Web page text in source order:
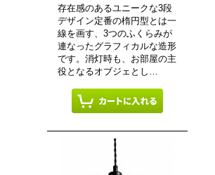
存在感のあるユニークな3段
デザイン定番の楕円型とは一
線を画す、3つのふくらみが
連なったグラフィカルな造形
です。消灯時も、お部屋の主
役となるオブジェとし…